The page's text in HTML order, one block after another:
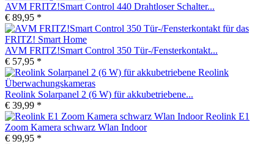
AVM FRITZ!Smart Control 440 Drahtloser Schalter...
€ 89,95 *
AVM FRITZ!Smart Control 350 Tür-/Fensterkontakt...
€ 57,95 *
Reolink Solarpanel 2 (6 W) für akkubetriebene...
€ 39,99 *
Reolink E1
Zoom Kamera schwarz Wlan Indoor
€ 99,95 *